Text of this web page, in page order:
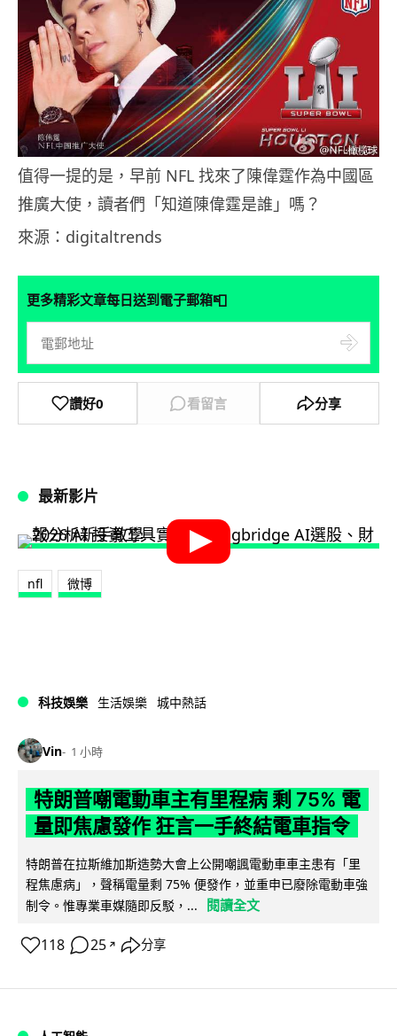
值得一提的是，早前 NFL 找來了陳偉霆作為中國區
推廣大使，讀者們「知道陳偉霆是誰」嗎？
來源：digitaltrends
更多精彩文章每日送到電子郵箱📮
讚好0 看留言 分享
最新影片
nfl 微博
科技娛樂 生活娛樂 城中熱話
Vin 1 小時
特朗普嘲電動車主有里程病 剩 75% 電
量即焦慮發作 狂言一手終結電車指令
特朗普在拉斯維加斯造勢大會上公開嘲諷電動車車主患有「里
程焦慮病」，聲稱電量剩 75% 便發作，並重申已廢除電動車強
制令。惟專業車媒隨即反駁，...
閱讀全文
118 25 ↗ 分享